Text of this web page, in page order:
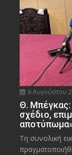
6 Αυγούστου
Θ. Μπέγκας:
σχέδιο,
Τη συνολική